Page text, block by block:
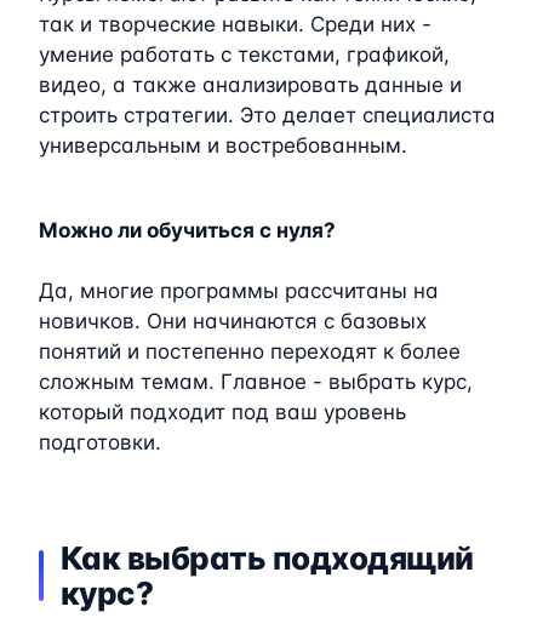
так и творческие навыки. Среди них -
умение работать с текстами, графикой,
видео, а также анализировать данные и
строить стратегии. Это делает специалиста
универсальным и востребованным.
Можно ли обучиться с нуля?
Да, многие программы рассчитаны на
новичков. Они начинаются с базовых
понятий и постепенно переходят к более
сложным темам. Главное - выбрать курс,
который подходит под ваш уровень
подготовки.
Как выбрать подходящий
курс?